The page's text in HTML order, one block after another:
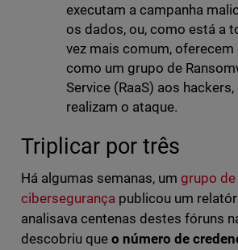
executam a campanha
os dados, ou, como está a
vez mais comum,
como um grupo de
Service (RaaS) aos
realizam o ataque.
Triplicar por três
Há algumas semanas, um grupo
cibersegurançapublicou um
analisava centenas destes fóruns
descobriu queo número de